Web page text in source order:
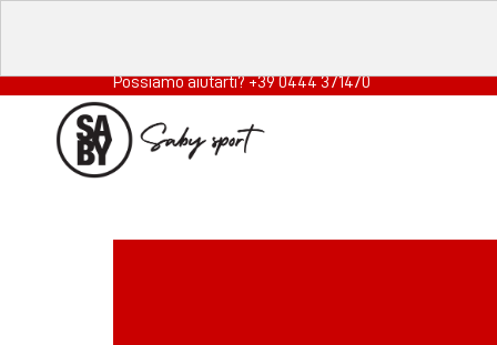
Possiamo aiutarti? +39 0444 371470